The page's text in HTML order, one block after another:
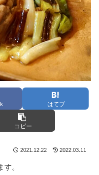
はてブ
コピー
2021.12.22 2022.03.11
。